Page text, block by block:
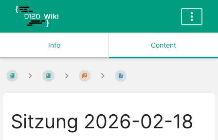
Info Content
Sitzung 2026-02-18